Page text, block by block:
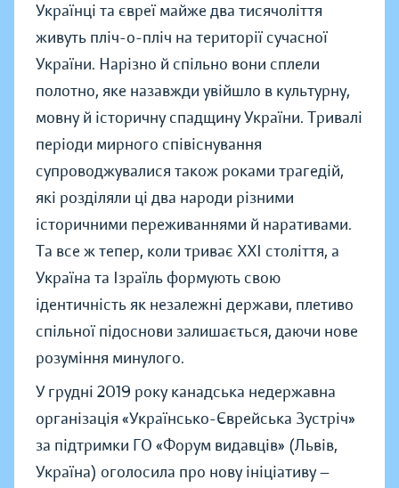
Українці та євреї майже два тисячоліття
живуть пліч-о-пліч на території сучасної
України. Нарізно й спільно вони сплели
полотно, яке назавжди увійшло в культурну,
мовну й історичну спадщину України. Тривалі
періоди мирного співіснування
супроводжувалися також роками трагедій,
які розділяли ці два народи різними
історичними переживаннями й наративами.
Та все ж тепер, коли триває XXI століття, а
Україна та Ізраїль формують свою
ідентичність як незалежні держави, плетиво
спільної підоснови залишається, даючи нове
розуміння минулого.
У грудні 2019 року канадська недержавна
організація «Українсько-Єврейська Зустріч»
за підтримки ГО «Форум видавців» (Львів,
Україна) оголосила про нову ініціативу —